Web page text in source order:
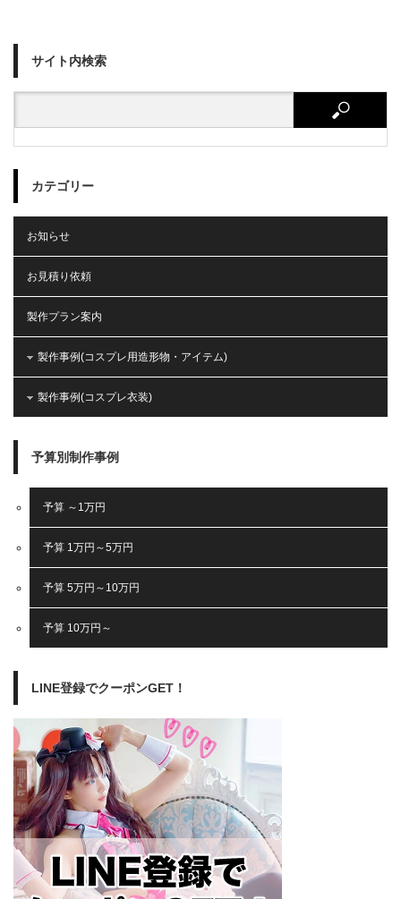
サイト内検索
カテゴリー
お知らせ
お見積り依頼
製作プラン案内
製作事例(コスプレ用造形物・アイテム)
製作事例(コスプレ衣装)
予算別制作事例
予算 ～1万円
予算 1万円～5万円
予算 5万円～10万円
予算 10万円～
LINE登録でクーポンGET！